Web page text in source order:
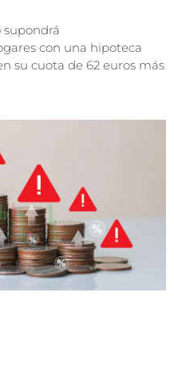
con una hipoteca
su cuota de 62 euros más